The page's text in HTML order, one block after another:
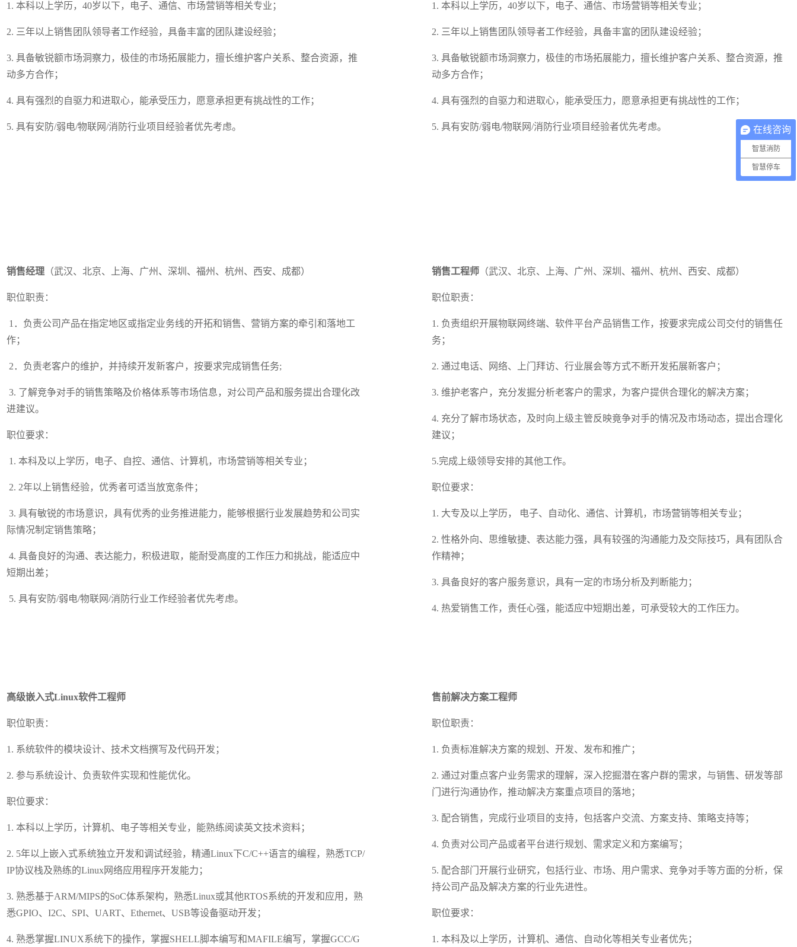
1. 本科以上学历，40岁以下，电子、通信、市场营销等相关专业；
2. 三年以上销售团队领导者工作经验，具备丰富的团队建设经验；
3. 具备敏锐额市场洞察力，极佳的市场拓展能力，擅长维护客户关系、整合资源，推
动多方合作；
4. 具有强烈的自驱力和进取心，能承受压力，愿意承担更有挑战性的工作；
5. 具有安防/弱电/物联网/消防行业项目经验者优先考虑。
1. 本科以上学历，40岁以下，电子、通信、市场营销等相关专业；
2. 三年以上销售团队领导者工作经验，具备丰富的团队建设经验；
3. 具备敏锐额市场洞察力，极佳的市场拓展能力，擅长维护客户关系、整合资源，推
动多方合作；
4. 具有强烈的自驱力和进取心，能承受压力，愿意承担更有挑战性的工作；
5. 具有安防/弱电/物联网/消防行业项目经验者优先考虑。
销售经理 （武汉、北京、上海、广州、深圳、福州、杭州、西安、成都）
职位职责：
1．负责公司产品在指定地区或指定业务线的开拓和销售、营销方案的牵引和落地工
作；
2．负责老客户的维护，并持续开发新客户，按要求完成销售任务;
3. 了解竞争对手的销售策略及价格体系等市场信息，对公司产品和服务提出合理化改
进建议。
职位要求：
1. 本科及以上学历，电子、自控、通信、计算机，市场营销等相关专业；
2. 2年以上销售经验，优秀者可适当放宽条件；
3. 具有敏锐的市场意识，具有优秀的业务推进能力，能够根据行业发展趋势和公司实
际情况制定销售策略；
4. 具备良好的沟通、表达能力，积极进取，能耐受高度的工作压力和挑战，能适应中
短期出差；
5. 具有安防/弱电/物联网/消防行业工作经验者优先考虑。
销售工程师 （武汉、北京、上海、广州、深圳、福州、杭州、西安、成都）
职位职责：
1. 负责组织开展物联网终端、软件平台产品销售工作，按要求完成公司交付的销售任
务；
2. 通过电话、网络、上门拜访、行业展会等方式不断开发拓展新客户；
3. 维护老客户，充分发掘分析老客户的需求，为客户提供合理化的解决方案；
4. 充分了解市场状态，及时向上级主管反映竟争对手的情况及市场动态，提出合理化
建议；
5.完成上级领导安排的其他工作。
职位要求：
1. 大专及以上学历， 电子、自动化、通信、计算机，市场营销等相关专业；
2. 性格外向、思维敏捷、表达能力强，具有较强的沟通能力及交际技巧，具有团队合
作精神；
3. 具备良好的客户服务意识，具有一定的市场分析及判断能力；
4. 热爱销售工作，责任心强，能适应中短期出差，可承受较大的工作压力。
高级嵌入式Linux软件工程师
职位职责：
1. 系统软件的模块设计、技术文档撰写及代码开发；
2. 参与系统设计、负责软件实现和性能优化。
职位要求：
1. 本科以上学历，计算机、电子等相关专业，能熟练阅读英文技术资料；
2. 5年以上嵌入式系统独立开发和调试经验，精通Linux下C/C++语言的编程，熟悉TCP/
IP协议栈及熟练的Linux网络应用程序开发能力；
3. 熟悉基于ARM/MIPS的SoC体系架构，熟悉Linux或其他RTOS系统的开发和应用，熟
悉GPIO、I2C、SPI、UART、Ethernet、USB等设备驱动开发；
4. 熟悉掌握LINUX系统下的操作，掌握SHELL脚本编写和MAFILE编写，掌握GCC/G
售前解决方案工程师
职位职责：
1. 负责标准解决方案的规划、开发、发布和推广；
2. 通过对重点客户业务需求的理解，深入挖掘潜在客户群的需求，与销售、研发等部
门进行沟通协作，推动解决方案重点项目的落地；
3. 配合销售，完成行业项目的支持，包括客户交流、方案支持、策略支持等；
4. 负责对公司产品或者平台进行规划、需求定义和方案编写；
5. 配合部门开展行业研究，包括行业、市场、用户需求、竞争对手等方面的分析，保
持公司产品及解决方案的行业先进性。
职位要求：
1. 本科及以上学历，计算机、通信、自动化等相关专业者优先；
在线咨询
智慧消防
智慧停车